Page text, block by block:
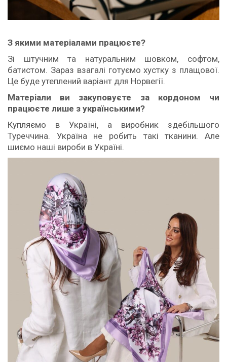
З якими матеріалами працюєте?
Зі штучним та натуральним шовком, софтом,
батистом. Зараз взагалі готуємо хустку з плащової.
Це буде утеплений варіант для Норвегії.
Матеріали ви закуповуєте за кордоном чи
працюєте лише з українськими?
Купляємо в Україні, а виробник здебільшого
Туреччина. Україна не робить такі тканини. Але
шиємо наші вироби в Україні.